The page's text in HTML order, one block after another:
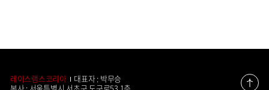
레이스램스코리아
대표자 : 박무승
맨